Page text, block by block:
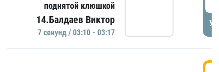
поднятой клюшкой
14.Балдаев Виктор
7 секунд / 03:10 - 03:17